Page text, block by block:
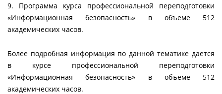
9. Программа курса профессиональной переподготовки
«Информационная безопасность» в объеме 512
академических часов.
Более подробная информация по данной тематике дается
в курсе профессиональной переподготовки
«Информационная безопасность» в объеме 512
академических часов.